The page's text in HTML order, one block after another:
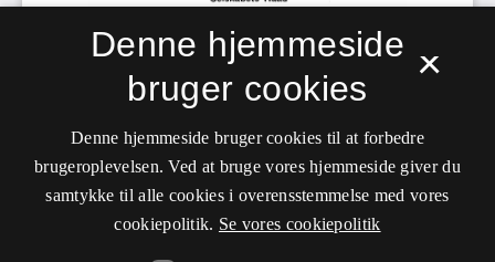
×
Denne hjemmeside
bruger cookies
Denne hjemmeside bruger cookies til at forbedre
brugeroplevelsen. Ved at bruge vores hjemmeside giver du
samtykke til alle cookies i overensstemmelse med vores
cookiepolitik. Se vores cookiepolitik